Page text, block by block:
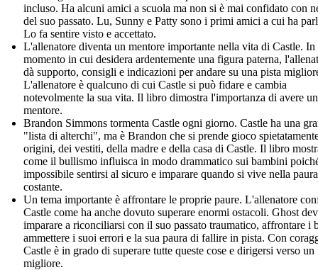
incluso. Ha alcuni amici a scuola ma non si è mai confidato con
del suo passato. Lu, Sunny e Patty sono i primi amici a cui ha
Lo fa sentire visto e accettato.
L'allenatore diventa un mentore importante nella vita di Castle. In
momento in cui desidera ardentemente una figura paterna,
dà supporto, consigli e indicazioni per andare su una pista
L'allenatore è qualcuno di cui Castle si può fidare e cambia
notevolmente la sua vita. Il libro dimostra l'importanza di avere un
mentore.
Brandon Simmons tormenta Castle ogni giorno. Castle ha una
"lista di alterchi", ma è Brandon che si prende gioco
origini, dei vestiti, della madre e della casa di Castle. Il libro
come il bullismo influisca in modo drammatico sui bambini
impossibile sentirsi al sicuro e imparare quando si vive nella paura
costante.
Un tema importante è affrontare le proprie paure. L'allenatore
Castle come ha anche dovuto superare enormi ostacoli. Ghost
imparare a riconciliarsi con il suo passato traumatico, affrontare i
ammettere i suoi errori e la sua paura di fallire in pista. Con
Castle è in grado di superare tutte queste cose e dirigersi verso
migliore.